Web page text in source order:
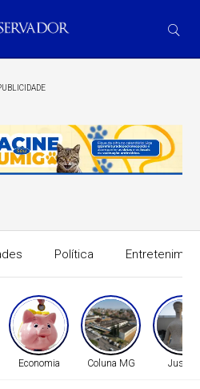
Política
Economia Coluna MG Justiça